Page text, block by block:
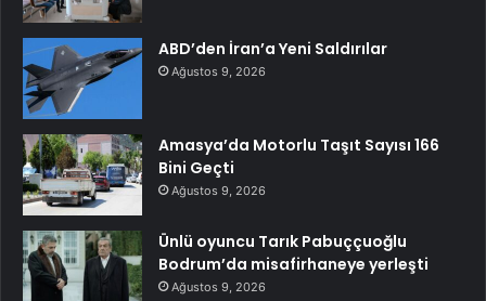
ABD’den İran’a Yeni Saldırılar
Ağustos 9, 2026
Amasya’da Motorlu Taşıt Sayısı 166
Bini Geçti
Ağustos 9, 2026
Ünlü oyuncu Tarık Pabuççuoğlu
Bodrum’da misafirhaneye yerleşti
Ağustos 9, 2026